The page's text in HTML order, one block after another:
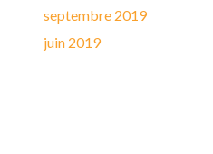
septembre 2019
juin 2019